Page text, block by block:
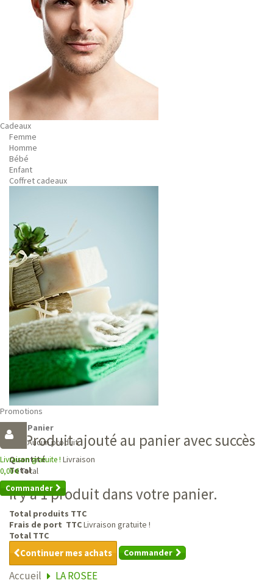
Cadeaux
Femme
Homme
Bébé
Enfant
Coffret cadeaux
Promotions
Panier
Aucun produit
Livraison gratuite ! Livraison
0,00 €Total
Commander
Produit ajouté au panier avec succès
Quantité
Total
Il y a 1 produit dans votre panier.
Total produits TTC
Frais de port TTCLivraison gratuite !
Total TTC
Continuer mes achats Commander
Accueil LA ROSEE